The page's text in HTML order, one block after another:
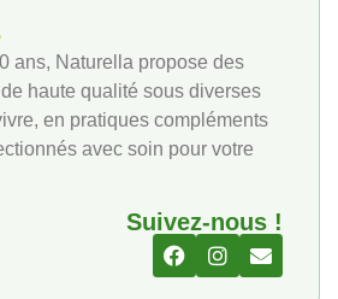
ans, Naturella propose des
haute qualité sous diverses
en pratiques compléments
avec soin pour votre
Suivez-nous !